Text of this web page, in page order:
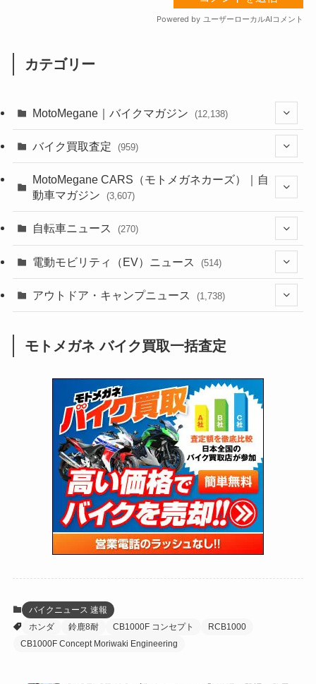
カテゴリー
MotoMegane｜バイクマガジン (12,138)
(44)
(639)
(118)
(60)
(31)
(51)
(34)
(5)
(12)
(64)
(109)
(252)
(38)
(24)
(16)
(25)
(24)
(47)
(15)
(5)
(249)
(64)
(16)
(62)
(4)
(6)
(17)
(5)
(27)
(306)
(6,958)
(2,474)
(249)
(1,226)
(12)
(131)
(38)
(131)
(167)
(85)
(21)
(61)
(171)
(98)
(13)
(60)
(274)
(171)
(38)
(47)
(59)
(41)
(66)
(16)
(141)
(255)
(204)
(1,142)
(166)
(23)
(33)
(34)
(35)
(41)
(415)
(16)
バイク買取査定 (959)
(352)
MotoMegane CARS（モトメガネカーズ）｜自
動車マガジン
(3,607)
(186)
(137)
(74)
(2,744)
(126)
(170)
自転車ニュース (270)
(54)
(211)
電動モビリティ（EV）ニュース (514)
(132)
(171)
(118)
(27)
アウトドア・キャンプニュース (1,738)
(1,605)
(147)
(13)
(19)
(12)
(16)
(4)
モトメガネ バイク買取一括査定
バイクニュース 速報
ホンダ
鈴鹿8耐 CB1000F コンセプト
RCB1000
CB1000F Concept Moriwaki Engineering